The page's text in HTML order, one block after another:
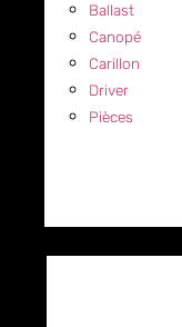
Ballast
Canopé
Carillon
Driver
Pièces